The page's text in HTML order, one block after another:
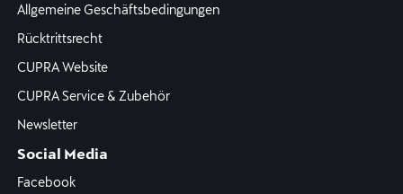
Allgemeine Geschäftsbedingungen
Rücktrittsrecht
CUPRA Website
CUPRA Service & Zubehör
Newsletter
Social Media
Facebook